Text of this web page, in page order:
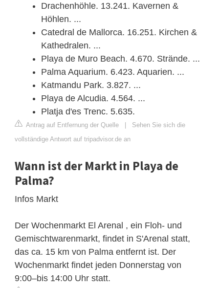
Drachenhöhle. 13.241. Kavernen &
Höhlen. ...
Catedral de Mallorca. 16.251. Kirchen &
Kathedralen. ...
Playa de Muro Beach. 4.670. Strände. ...
Palma Aquarium. 6.423. Aquarien. ...
Katmandu Park. 3.827. ...
Playa de Alcudia. 4.564. ...
Platja d'es Trenc. 5.635.
Antrag auf Entfernung der Quelle | Sehen Sie sich die
vollständige Antwort auf tripadvisor.de an
Wann ist der Markt in Playa de
Palma?
Infos Markt
Der Wochenmarkt El Arenal , ein Floh- und
Gemischtwarenmarkt, findet in S'Arenal statt,
das ca. 15 km von Palma entfernt ist. Der
Wochenmarkt findet jeden Donnerstag von
9:00–bis 14:00 Uhr statt.